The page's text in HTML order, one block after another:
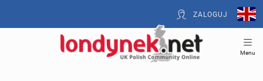
ZALOGUJ
Menu